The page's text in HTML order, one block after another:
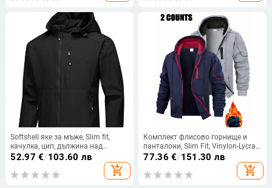
Softshell яке за мъже, Slim fit,
качулка, цип, дължина над
стандартната, тъкан винилон-
52.97 €/103.60 лв
add_shopping_cart
Комплект флисово горнище и
панталони, Slim Fit, Vinylon-Lycra
плат, без качулка, ретро
77.36 €/151.30 лв
add_shopping_cart